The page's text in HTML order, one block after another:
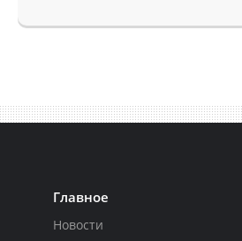
Главное
Новости